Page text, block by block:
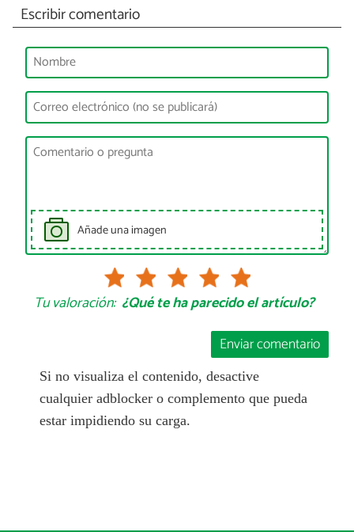
Escribir comentario
Añade una imagen
Tu valoración: ¿Qué te ha parecido el artículo?
Enviar comentario
Si no visualiza el contenido, desactive
cualquier adblocker o complemento que pueda
estar impidiendo su carga.